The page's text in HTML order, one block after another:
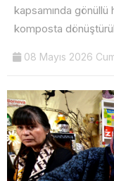
kapsamında gönüllü
komposta
08 Mayıs 2026